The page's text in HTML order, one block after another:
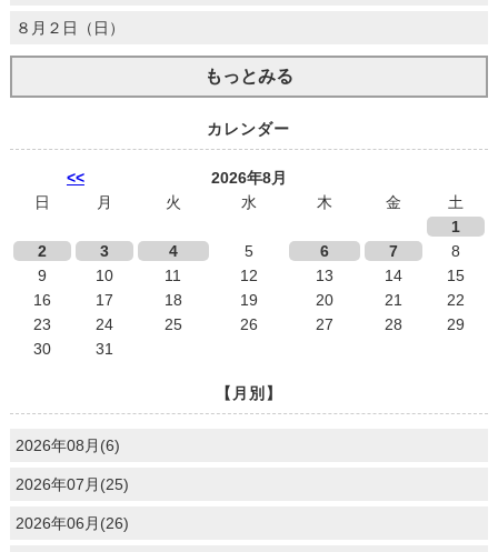
８月２日（日）
もっとみる
カレンダー
<<
2026年8月
日
月 火 水 木 金
土
1
2
3 4 5 6 7
8
9
10 11 12 13 14
15
16
17 18 19 20 21
22
23
24 25 26 27 28
29
30
31
【月別】
2026年08月(6)
2026年07月(25)
2026年06月(26)